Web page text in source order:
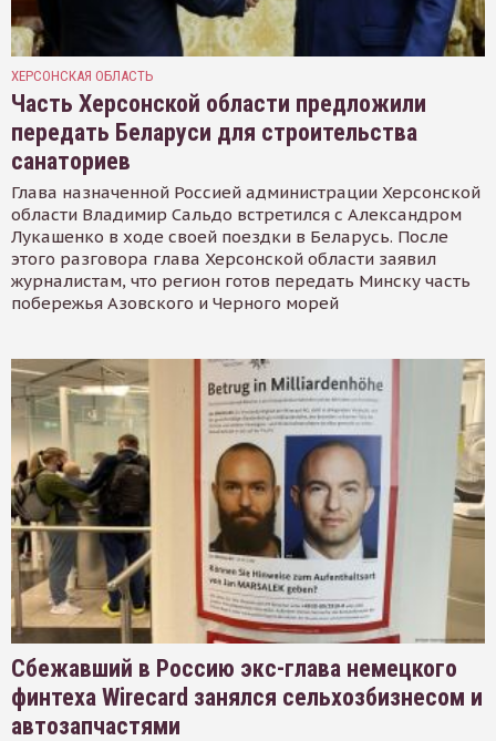
ХЕРСОНСКАЯ ОБЛАСТЬ
Часть Херсонской области предложили
передать Беларуси для строительства
санаториев
Глава назначенной Россией администрации Херсонской
области Владимир Сальдо встретился с Александром
Лукашенко в ходе своей поездки в Беларусь. После
этого разговора глава Херсонской области заявил
журналистам, что регион готов передать Минску часть
побережья Азовского и Черного морей
Сбежавший в Россию экс-глава немецкого
финтеха Wirecard занялся сельхозбизнесом и
автозапчастями